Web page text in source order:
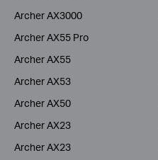
Archer AX3000
Archer AX55 Pro
Archer AX55
Archer AX53
Archer AX50
Archer AX23
Archer AX23